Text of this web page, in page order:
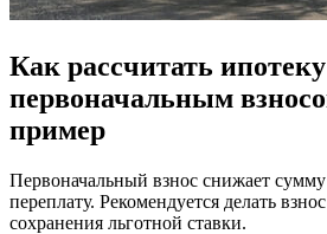
Как рассчитать
первоначальным
пример
Первоначальный взнос снижает
переплату. Рекомендуется делать
сохранения льготной ставки.